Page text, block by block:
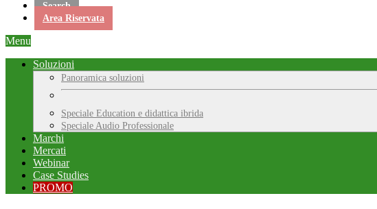
Search
Area Riservata
Menu
Soluzioni
Panoramica soluzioni
Speciale Education e didattica ibrida
Speciale Audio Professionale
Marchi
Mercati
Webinar
Case Studies
PROMO